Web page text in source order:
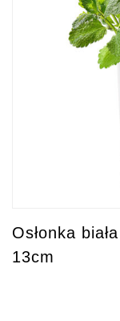
Osłonka
13cm